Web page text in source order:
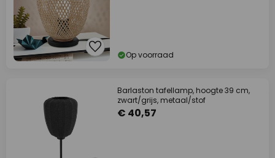
Op voorraad
Barlaston tafellamp, hoogte 39 cm,
zwart/grijs, metaal/stof
€ 40,57